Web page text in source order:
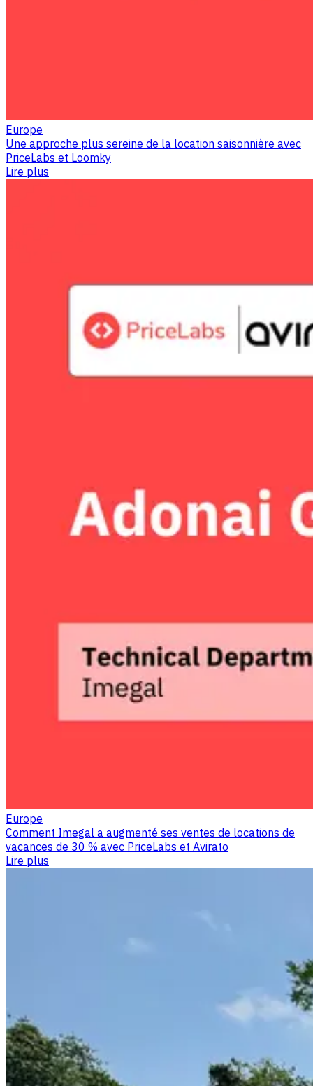
Europe
Une approche plus sereine de la location saisonnière avec
PriceLabs et Loomky
Lire plus
Europe
Comment Imegal a augmenté ses ventes de locations de
vacances de 30 % avec PriceLabs et Avirato
Lire plus